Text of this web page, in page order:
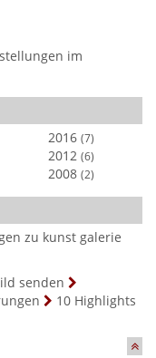
im
2016 (7)
2012 (6)
2008 (2)
zu kunst galerie
senden
10 Highlights